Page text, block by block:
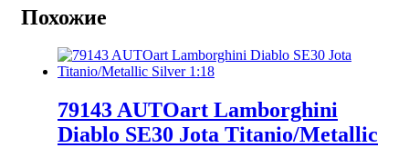
Viola
Похожие
79143 AUTOart Lamborghini
Diablo SE30 Jota Titanio/Metallic